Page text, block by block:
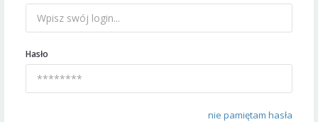
Hasło
nie pamiętam hasła